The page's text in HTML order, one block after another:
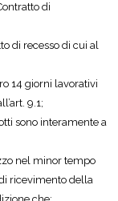
di
di recesso di cui al
14 giorni lavorativi
9.1;
sono interamente a
nel minor tempo
ricevimento della